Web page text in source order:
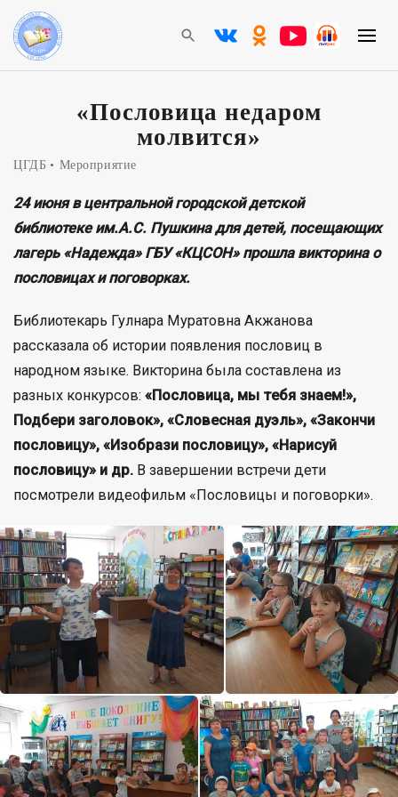
«Пословица недаром
молвится»
ЦГДБ Мероприятие
24 июня в центральной городской детской
библиотеке им.А.С. Пушкина для детей, посещающих
лагерь «Надежда» ГБУ «КЦСОН» прошла викторина о
пословицах и поговорках.
Библиотекарь Гулнара Муратовна Акжанова
рассказала об истории появления пословиц в
народном языке. Викторина была составлена из
разных конкурсов: «Пословица, мы тебя знаем!»,
Подбери заголовок», «Словесная дуэль», «Закончи
пословицу», «Изобрази пословицу», «Нарисуй
пословицу» и др. В завершении встречи дети
посмотрели видеофильм «Пословицы и поговорки».